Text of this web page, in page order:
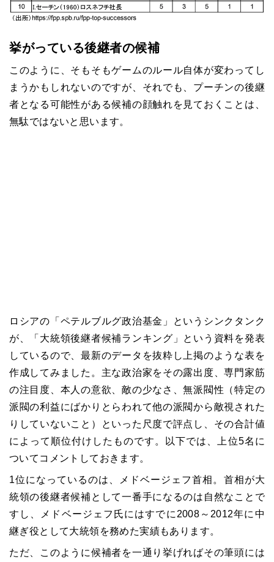
挙がっている後継者の候補
このように、そもそもゲームのルール自体が変わってし
まうかもしれないのですが、それでも、プーチンの後継
者となる可能性がある候補の顔触れを見ておくことは、
無駄ではないと思います。
ロシアの「ペテルブルグ政治基金」というシンクタンク
が、「大統領後継者候補ランキング」という資料を発表
しているので、最新のデータを抜粋し上掲のような表を
作成してみました。主な政治家をその露出度、専門家筋
の注目度、本人の意欲、敵の少なさ、無派閥性（特定の
派閥の利益にばかりとらわれて他の派閥から敵視された
りしていないこと）といった尺度で評点し、その合計値
によって順位付けしたものです。以下では、上位5名に
ついてコメントしておきます。
1位になっているのは、メドベージェフ首相。首相が大
統領の後継者候補として一番手になるのは自然なことで
すし、メドベージェフ氏にはすでに2008～2012年に中
継ぎ役として大統領を務めた実績もあります。
ただ、このように候補者を一通り挙げればその筆頭には